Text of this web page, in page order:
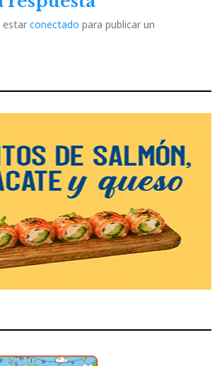
estar conectado para publicar un